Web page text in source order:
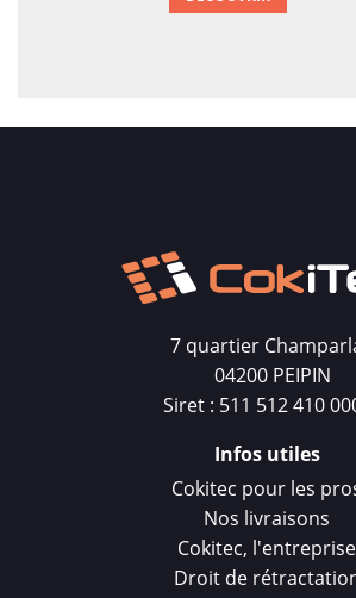
7 quartier
04200 PEIPIN
Siret : 511 512 410
Infos utiles
Cokitec pour les
Nos livraisons
Cokitec, l'entreprise
Droit de